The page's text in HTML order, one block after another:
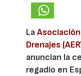
La
Drenajes
anuncian la
regadío en